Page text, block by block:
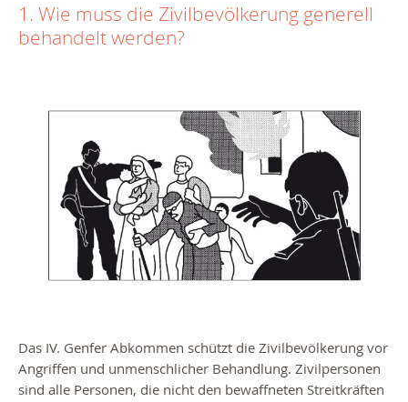
1. Wie muss die Zivilbevölkerung generell
behandelt werden?
Das IV. Genfer Abkommen schützt die Zivilbevölkerung vor
Angriffen und unmenschlicher Behandlung. Zivilpersonen
sind alle Personen, die nicht den bewaffneten Streitkräften